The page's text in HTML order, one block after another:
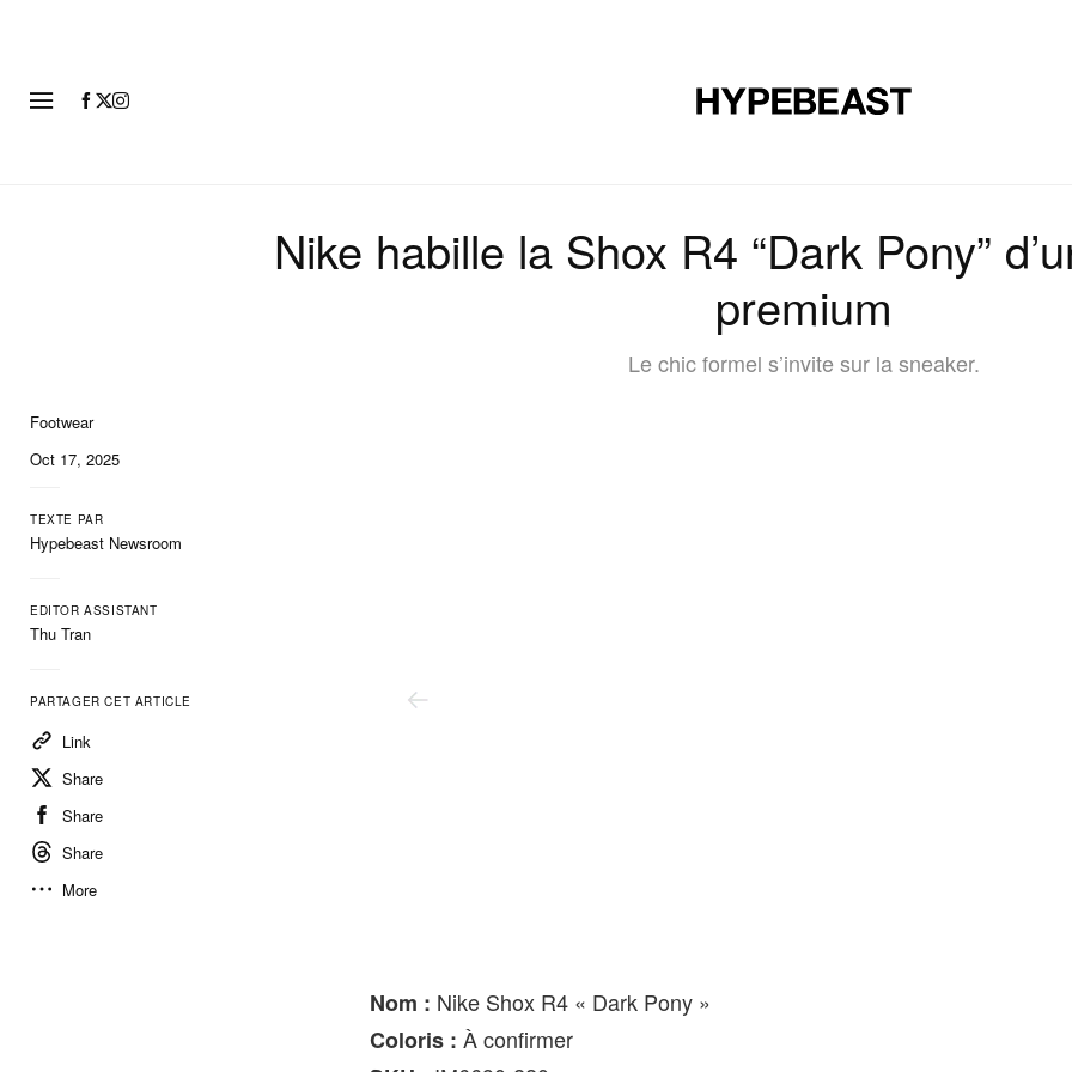
Nike habille la Shox R4 “Dark Pony”
premium
Le chic formel s’invite sur la sneaker.
Footwear
Oct 17, 2025
TEXTE PAR
Hypebeast Newsroom
EDITOR ASSISTANT
Thu Tran
PARTAGER CET ARTICLE
Link
Share
Share
Share
More
Nom : Nike Shox R4 « Dark Pony »
Coloris : À confirmer